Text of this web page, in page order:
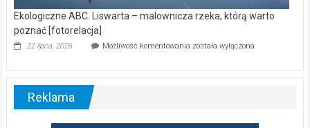
Ekologiczne ABC. Liswarta – malownicza rzeka, którą warto
poznać [fotorelacja]
22 lipca, 2026 Możliwość komentowania Ekologiczne
–
warto
została wyłączona
Reklama